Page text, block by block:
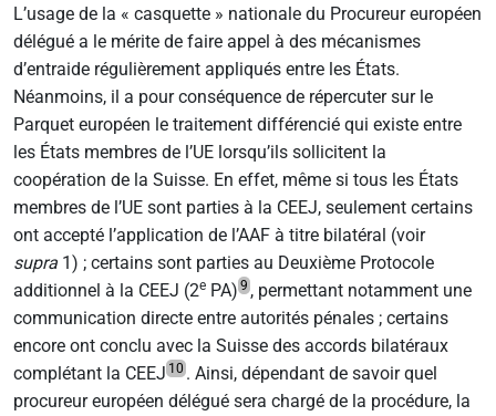
L’usage de la « casquette » nationale du Procureur européen
délégué a le mérite de faire appel à des mécanismes
d’entraide régulièrement appliqués entre les États.
Néanmoins, il a pour conséquence de répercuter sur le
Parquet européen le traitement différencié qui existe entre
les États membres de l’UE lorsqu’ils sollicitent la
coopération de la Suisse. En effet, même si tous les États
membres de l’UE sont parties à la CEEJ, seulement certains
ont accepté l’application de l’AAF à titre bilatéral (voir
supra 1) ; certains sont parties au Deuxième Protocole
additionnel à la CEEJ (2e PA) 9 , permettant notamment une
communication directe entre autorités pénales ; certains
encore ont conclu avec la Suisse des accords bilatéraux
complétant la CEEJ 10 . Ainsi, dépendant de savoir quel
procureur européen délégué sera chargé de la procédure, la